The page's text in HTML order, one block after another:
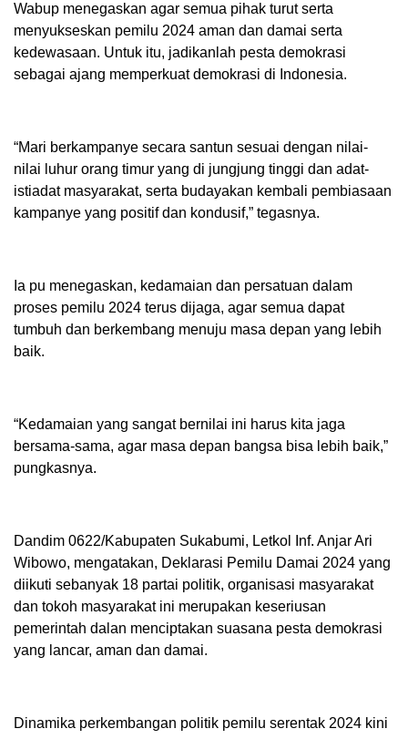
Wabup menegaskan agar semua pihak turut serta
menyukseskan pemilu 2024 aman dan damai serta
kedewasaan. Untuk itu, jadikanlah pesta demokrasi
sebagai ajang memperkuat demokrasi di Indonesia.
“Mari berkampanye secara santun sesuai dengan nilai-
nilai luhur orang timur yang di jungjung tinggi dan adat-
istiadat masyarakat, serta budayakan kembali pembiasaan
kampanye yang positif dan kondusif,” tegasnya.
Ia pu menegaskan, kedamaian dan persatuan dalam
proses pemilu 2024 terus dijaga, agar semua dapat
tumbuh dan berkembang menuju masa depan yang lebih
baik.
“Kedamaian yang sangat bernilai ini harus kita jaga
bersama-sama, agar masa depan bangsa bisa lebih baik,”
pungkasnya.
Dandim 0622/Kabupaten Sukabumi, Letkol Inf. Anjar Ari
Wibowo, mengatakan, Deklarasi Pemilu Damai 2024 yang
diikuti sebanyak 18 partai politik, organisasi masyarakat
dan tokoh masyarakat ini merupakan keseriusan
pemerintah dalan menciptakan suasana pesta demokrasi
yang lancar, aman dan damai.
Dinamika perkembangan politik pemilu serentak 2024 kini